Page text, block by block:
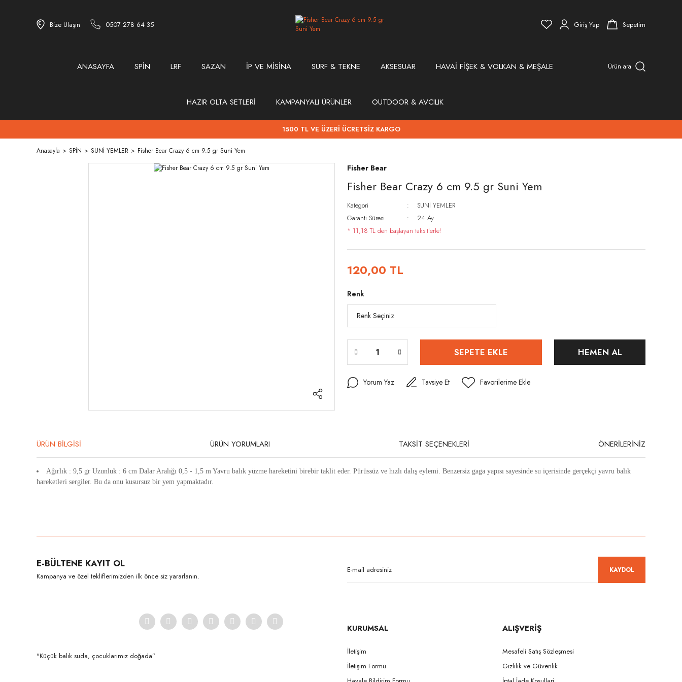
Bize Ulaşın 0507 278 64 35 Giriş Yap Sepetim
ANASAYFA SPİN LRF SAZAN İP VE MİSİNA SURF & TEKNE AKSESUAR HAVAİ FİŞEK & VOLKAN & MEŞALE
HAZIR OLTA SETLERİ KAMPANYALI ÜRÜNLER OUTDOOR & AVCILIK
Ürün ara
1500 TL VE ÜZERİ ÜCRETSİZ KARGO
Anasayfa SPİN SUNİ YEMLER Fisher Bear Crazy 6 cm 9.5 gr Suni Yem
Fisher Bear
Fisher Bear Crazy 6 cm 9.5 gr Suni Yem
Kategori
SUNİ YEMLER
Garanti Süresi
24 Ay
* 11,18 TL den başlayan taksitlerle!
120,00 TL
Renk
SEPETE EKLE HEMEN AL
Yorum Yaz Tavsiye Et
ÜRÜN BİLGİSİ ÜRÜN YORUMLARI TAKSİT SEÇENEKLERİ ÖNERİLERİNİZ
Ağırlık : 9,5 gr Uzunluk : 6 cm Dalar Aralığı 0,5 - 1,5 m Yavru balık yüzme hareketini birebir taklit eder. Pürüssüz ve hızlı dalış eylemi. Benzersiz gaga yapısı sayesinde su içerisinde gerçekçi yavru balık
hareketleri sergiler. Bu da onu kusursuz bir yem yapmaktadır.
Ürün açıklamasında eksik bilgiler bulunuyor.
Ürün bilgilerinde hatalar bulunuyor.
E-BÜLTENE KAYIT OL
Kampanya ve özel tekliflerimizden ilk önce siz yararlanın.
KAYDOL
"Küçük balık suda, çocuklarımız doğada”
KURUMSAL
İletişim
İletişim Formu
ALIŞVERİŞ
Mesafeli Satış Sözleşmesi
Gizlilik ve Güvenlik